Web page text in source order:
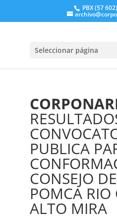
PBX (57
Seleccionar página
PUBLICA
CONSEJO
POMCA RIO
ALTO MIRA